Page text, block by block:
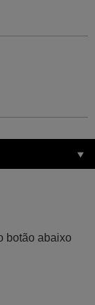
botão abaixo